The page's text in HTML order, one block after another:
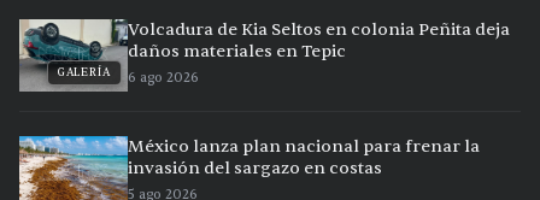
GALERÍA
Volcadura de Kia Seltos en colonia Peñita deja
daños materiales en Tepic
6 ago 2026
México lanza plan nacional para frenar la
invasión del sargazo en costas
5 ago 2026